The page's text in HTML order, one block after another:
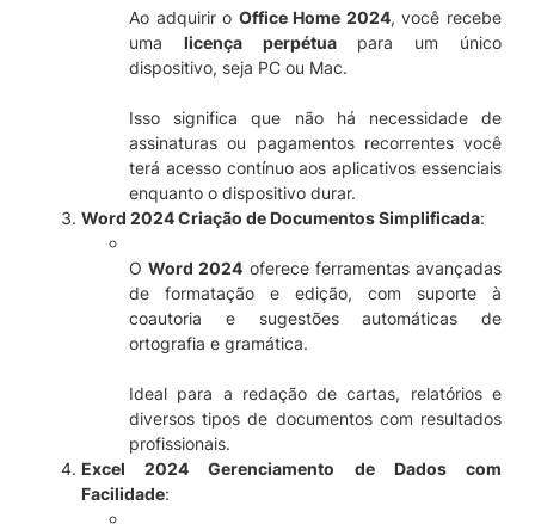
Ao adquirir o Office Home 2024, você recebe
uma licença perpétuapara um único
dispositivo, seja PC ou Mac.
Isso significa que não há necessidade de
assinaturas ou pagamentos recorrentes você
terá acesso contínuo aos aplicativos essenciais
enquanto o dispositivo durar.
Word 2024 Criação de Documentos Simplificada:
OWord 2024 oferece ferramentas avançadas
de formatação e edição, com suporte à
coautoria e sugestões automáticas de
ortografia e gramática.
Ideal para a redação de cartas, relatórios e
diversos tipos de documentos com resultados
profissionais.
Excel 2024 Gerenciamento de Dados com
Facilidade: